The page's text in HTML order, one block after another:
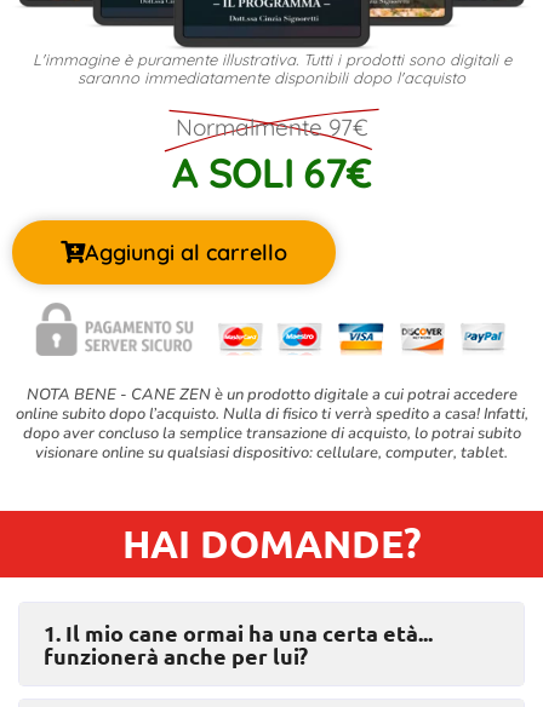
L'immagine è puramente illustrativa. Tutti i prodotti sono digitali e
saranno immediatamente disponibili dopo l'acquisto
Normalmente 97€
A SOLI 67€
Aggiungi al carrello
NOTA BENE - CANE ZEN è un prodotto digitale a cui potrai accedere
online subito dopo l’acquisto. Nulla di fisico ti verrà spedito a casa! Infatti,
dopo aver concluso la semplice transazione di acquisto, lo potrai subito
visionare online su qualsiasi dispositivo: cellulare, computer, tablet.
HAI DOMANDE?
1. Il mio cane ormai ha una certa età...
funzionerà anche per lui?